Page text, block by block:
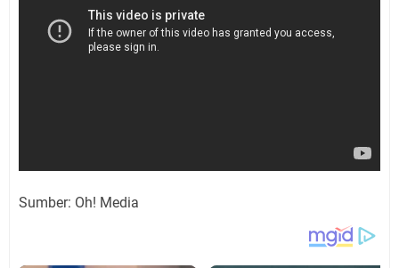
Sumber: Oh! Media